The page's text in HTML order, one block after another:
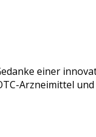
einer
Arzneimittel